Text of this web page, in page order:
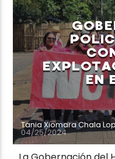
EN
Tania Xiomara Chala
04/25/2024